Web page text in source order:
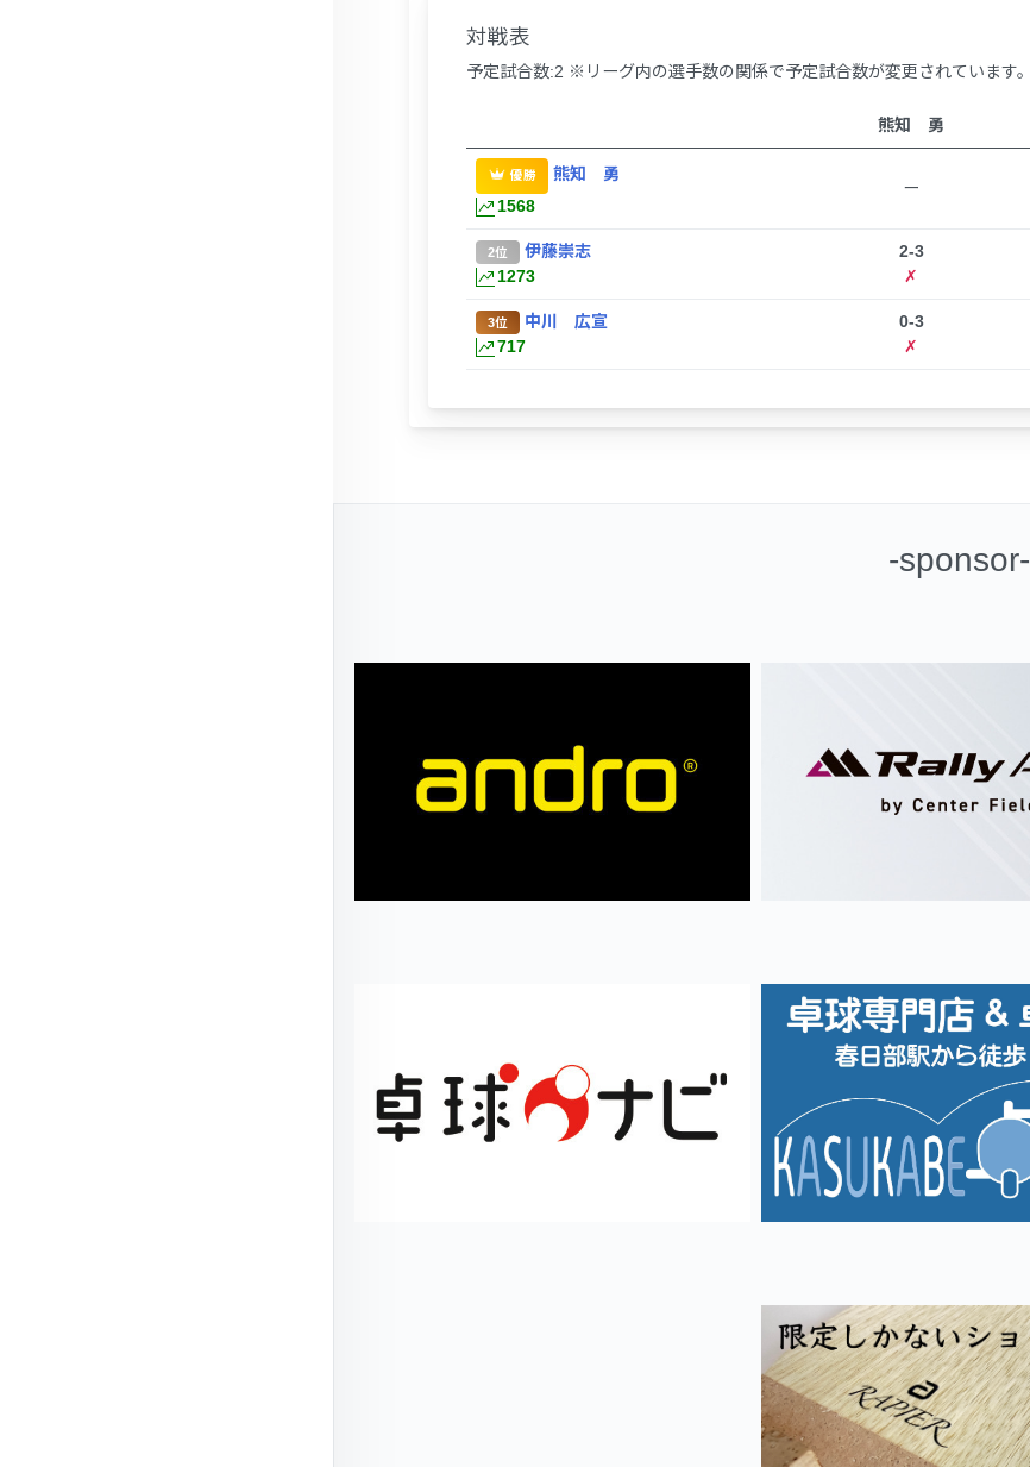
対戦表
予定試合数:2 ※リーグ内の選手数の関係で予定試合数が変更されています。
熊知 勇
優勝
熊知 勇
1568
ー
2位
伊藤崇志
1273
2-3
✗
3位
中川 広宣
717
0-3
✗
-sponsor-